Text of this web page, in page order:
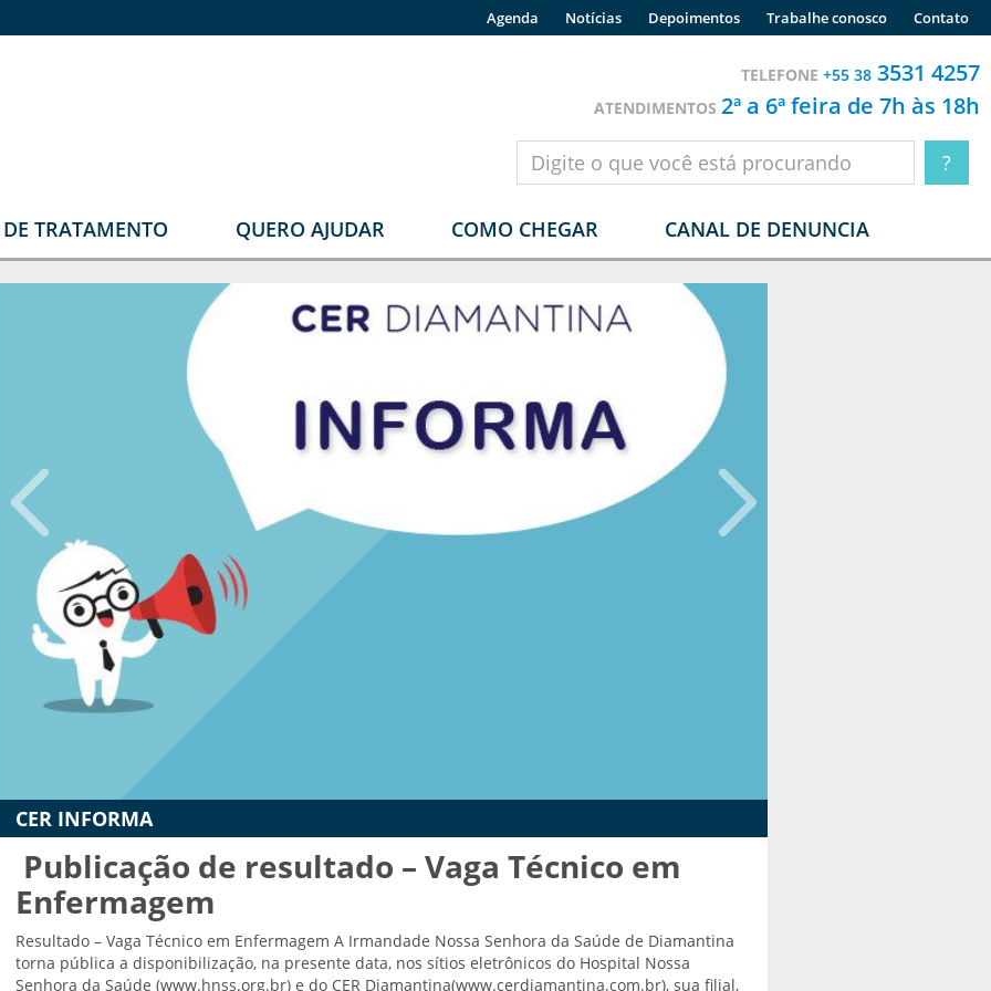
Agenda Notícias Depoimentos Trabalhe conosco Contato
TELEFONE +55 38 3531 4257
ATENDIMENTOS 2ª a 6ª feira de 7h às 18h
Ambulatório
feridas
Toxina
Botulínica
Pediasuit
terapia
Triagem
Neonatal
TAN
Transporte
adaptado
DE TRATAMENTO QUERO AJUDAR
Pronas
COMO CHEGAR CANAL DE DENUNCIA
Reabilitação Urológica
Ambulatório de feridas
Toxina Botulínica
Pediasuit
Esporte-terapia
Odontologia
Cinoterapia
CER INFORMA
Publicação de resultado – Vaga Técnico em
Enfermagem
Resultado – Vaga Técnico em Enfermagem A Irmandade Nossa Senhora da Saúde de Diamantina
torna pública a disponibilização, na presente data, nos sítios eletrônicos do Hospital Nossa
Senhora da Saúde (www.hnss.org.br) e do CER Diamantina(www.cerdiamantina.com.br), sua filial,